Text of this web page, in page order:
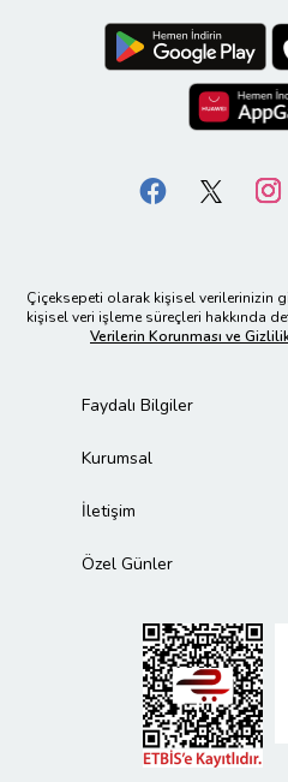
Çiçeksepeti olarak kişisel verilerinizin
kişisel veri işleme süreçleri hakkında
Verilerin Korunması ve
Faydalı Bilgiler
Kurumsal
İletişim
Özel Günler